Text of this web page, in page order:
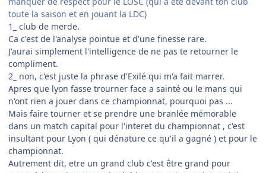
toute la saison et en jouant la LDC)
1_ club de merde.
Ca c'est de l'analyse pointue et d'une finesse rare.
J'aurai simplement l'intelligence de ne pas te retourner le
compliment.
2_ non, c'est juste la phrase d'Exilé qui m'a fait marrer.
Apres que lyon fasse trourner face a sainté ou le mans qui
n'ont rien a jouer dans ce championnat, pourquoi pas ...
Mais faire tourner et se prendre une branlée mémorable
dans un match capital pour l'interet du championnat , c'est
insultant pour Lyon ( qui dénature ce qu'il a gagné ) et pour le
championnat.
Autrement dit, etre un grand club c'est être grand pour